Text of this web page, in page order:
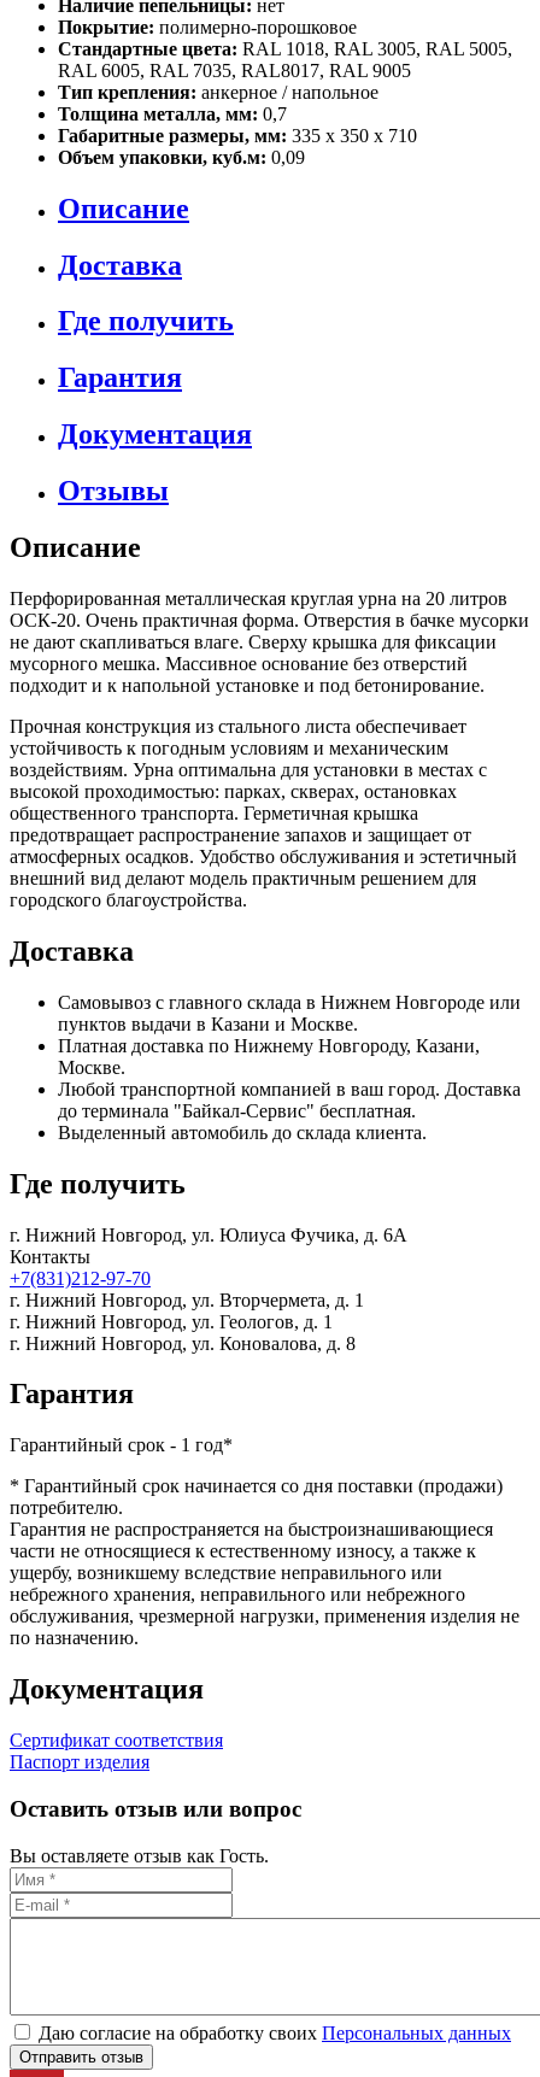
Наличие пепельницы: нет
Покрытие: полимерно-порошковое
Стандартные цвета: RAL 1018, RAL 3005, RAL 5005,
RAL 6005, RAL 7035, RAL8017, RAL 9005
Тип крепления: анкерное / напольное
Толщина металла, мм: 0,7
Габаритные размеры, мм: 335 х 350 х 710
Объем упаковки, куб.м: 0,09
Описание
Доставка
Где получить
Гарантия
Документация
Отзывы
Описание
Перфорированная металлическая круглая урна на 20 литров
ОСК-20. Очень практичная форма. Отверстия в бачке мусорки
не дают скапливаться влаге. Сверху крышка для фиксации
мусорного мешка. Массивное основание без отверстий
подходит и к напольной установке и под бетонирование.
Прочная конструкция из стального листа обеспечивает
устойчивость к погодным условиям и механическим
воздействиям. Урна оптимальна для установки в местах с
высокой проходимостью: парках, скверах, остановках
общественного транспорта. Герметичная крышка
предотвращает распространение запахов и защищает от
атмосферных осадков. Удобство обслуживания и эстетичный
внешний вид делают модель практичным решением для
городского благоустройства.
Доставка
Самовывоз с главного склада в Нижнем Новгороде или
пунктов выдачи в Казани и Москве.
Платная доставка по Нижнему Новгороду, Казани,
Москве.
Любой транспортной компанией в ваш город. Доставка
до терминала "Байкал-Сервис" бесплатная.
Выделенный автомобиль до склада клиента.
Где получить
г. Нижний Новгород, ул. Юлиуса Фучика, д. 6А
Контакты
+7(831)212-97-70
г. Нижний Новгород, ул. Вторчермета, д. 1
г. Нижний Новгород, ул. Геологов, д. 1
г. Нижний Новгород, ул. Коновалова, д. 8
Гарантия
Гарантийный срок - 1 год*
* Гарантийный срок начинается со дня поставки (продажи)
потребителю.
Гарантия не распространяется на быстроизнашивающиеся
части не относящиеся к естественному износу, а также к
ущербу, возникшему вследствие неправильного или
небрежного хранения, неправильного или небрежного
обслуживания, чрезмерной нагрузки, применения изделия не
по назначению.
Документация
Сертификат соответствия
Паспорт изделия
Оставить отзыв или вопрос
Вы оставляете отзыв как Гость.
Даю согласие на обработку своих Персональных данных
Отправить отзыв